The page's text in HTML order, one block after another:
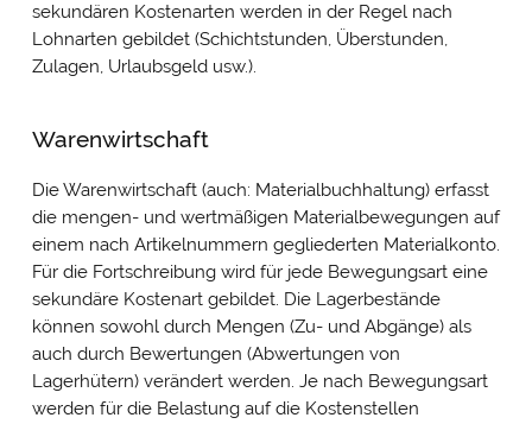
sekundären Kostenarten werden in der Regel nach
Lohnarten gebildet (Schichtstunden, Überstunden,
Zulagen, Urlaubsgeld usw.).
Warenwirtschaft
Die Warenwirtschaft (auch: Materialbuchhaltung) erfasst
die mengen- und wertmäßigen Materialbewegungen auf
einem nach Artikelnummern gegliederten Materialkonto.
Für die Fortschreibung wird für jede Bewegungsart eine
sekundäre Kostenart gebildet. Die Lagerbestände
können sowohl durch Mengen (Zu- und Abgänge) als
auch durch Bewertungen (Abwertungen von
Lagerhütern) verändert werden. Je nach Bewegungsart
werden für die Belastung auf die Kostenstellen